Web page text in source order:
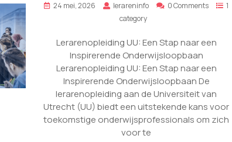
24 mei, 2026 lerareninfo 0 Comments
1
category
Lerarenopleiding UU: Een Stap naar een
Inspirerende Onderwijsloopbaan
Lerarenopleiding UU: Een Stap naar een
Inspirerende Onderwijsloopbaan De
lerarenopleiding aan de Universiteit van
Utrecht (UU) biedt een uitstekende kans voor
toekomstige onderwijsprofessionals om zich
voor te